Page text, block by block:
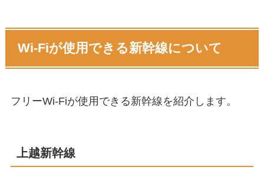
Wi-Fiが使用できる新幹線について
フリーWi-Fiが使用できる新幹線を紹介します。
上越新幹線